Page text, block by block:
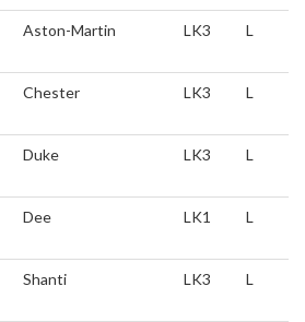
Aston-Martin LK3 L
Chester LK3 L
Duke LK3 L
Dee LK1 L
Shanti LK3 L